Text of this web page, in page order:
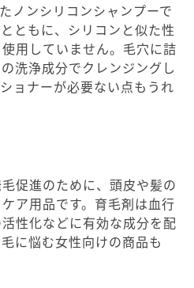
ノンシリコンシャンプーで
ともに、シリコンと似た性
用していません。毛穴に詰
洗浄成分でクレンジングし
ョナーが必要ない点もうれ
促進のために、頭皮や髪の
ア用品です。育毛剤は血行
性化などに有効な成分を配
に悩む女性向けの商品も